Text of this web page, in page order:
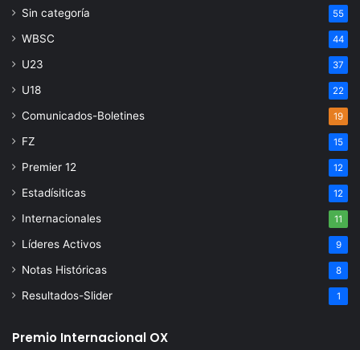
Sin categoría 55
WBSC 44
U23 37
U18 22
Comunicados-Boletines 19
FZ 15
Premier 12 12
Estadísiticas 12
Internacionales 11
Líderes Activos 9
Notas Históricas 8
Resultados-Slider 1
Premio Internacional OX